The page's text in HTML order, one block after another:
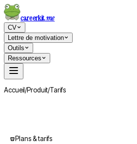
careerkit.me
CV
Lettre de motivation
Outils
Ressources
Accueil/Produit/Tarifs
Plans & tarifs